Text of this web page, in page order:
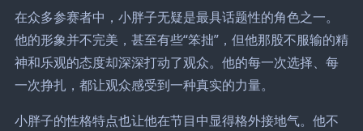
在众多参赛者中，小胖子无疑是最具话题性的角色之一。
他的形象并不完美，甚至有些“笨拙”，但他那股不服输的精
神和乐观的态度却深深打动了观众。他的每一次选择、每
一次挣扎，都让观众感受到一种真实的力量。
小胖子的性格特点也让他在节目中显得格外接地气。他不